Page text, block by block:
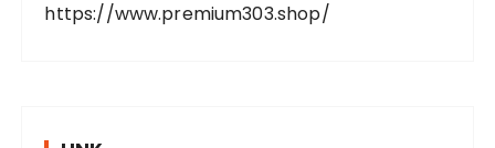
https://www.premium303.shop/